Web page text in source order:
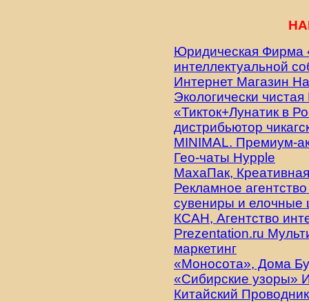
Юридическая Фирма
интеллектуальной
Интернет Магазин
Экологически
«Тикток+Лунатик в
дистрибьютор
MINIMAL. Премиум-
Гео-чаты Hypple
МахаПак,
Рекламное
сувениры и елочные
КСАН, Агентство
Prezentation.ru
маркетинг
«Моносота», Дома
«Сибирские узоры»
Китайский Проводник